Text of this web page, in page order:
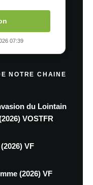
07:39
NOTRE CHAINE
du Lointain
VOSTFR
VF
(2026) VF